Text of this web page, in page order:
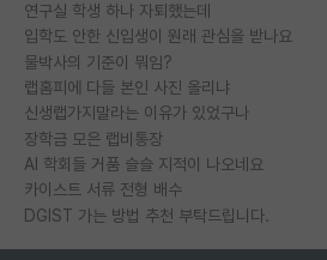
연구실 학생 하나 자퇴했는데
입학도 안한 신입생이 원래 관심을 받나요
물박사의 기준이 뭐임?
랩홈피에 다들 본인 사진 올리냐
신생랩가지말라는 이유가 있었구나
장학금 모은 랩비통장
AI 학회들 거품 슬슬 지적이 나오네요
카이스트 서류 전형 배수
DGIST 가는 방법 추천 부탁드립니다.